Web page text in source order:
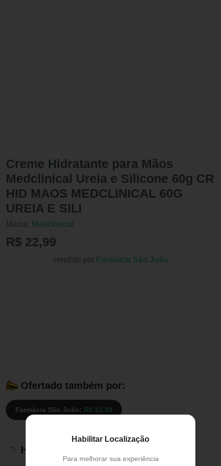
Habilitar Localização
Para melhorar sua experiência
Creme Hidratante para Mãos
Medclinical Ureia e Silicone 60g CR
HID MAOS MEDCLINICAL 60G
UREIA E SILI
Marca: Medclinical
R$ 22,99
vendido por Farmácia São João
Ofertado também por:
Farmácia São João: R$ 22,99
Histórico de preços